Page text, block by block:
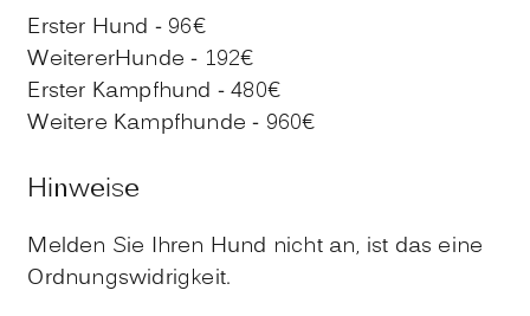
Erster Hund - 96€
WeitererHunde - 192€
Erster Kampfhund - 480€
Weitere Kampfhunde - 960€
Hinweise
Melden Sie Ihren Hund nicht an, ist das eine
Ordnungswidrigkeit.